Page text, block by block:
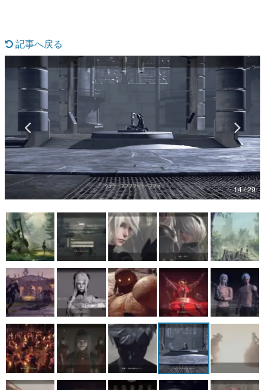
『うつヌケ』『ペンと箸』等で知られるマンガ家・田中圭
一先生によるゲーム業界レポートマンガです。
なんでゲームは面白い？
ゲーム開発者・hamatsu氏がゲームの魅力を画面や操作の
具体的な形から解き明かしていく、硬派で骨太な評論連載
です。
ゲームが変えた日本語
「経験値」「裏技」「ラスボス」… ゲームにまつわる言葉
の起源や用法の変遷を、コンピューター文化史研究家・タ
イニーP氏が徹底調査。
カテゴリ
特集記事
マンガ
女性向け
アプリレビュー
その他
電ファミニコゲーマーとは？
運営：株式会社マレ
記事へ戻る
14 / 29